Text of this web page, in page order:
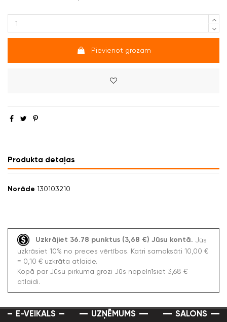
Pievienot grozam
Produkta detaļas
Norāde 130103210
Uzkrājiet 36.78 punktus (3,68 €) Jūsu kontā. Jūs
uzkrāsiet 10% no preces vērtības. Katri samaksāti 10,00 €
= 0,10 € uzkrāta atlaide.
Kopā par Jūsu pirkuma grozi Jūs nopelnīsiet 3,68 €
atlaidi.
E-VEIKALS UZŅĒMUMS SALONS